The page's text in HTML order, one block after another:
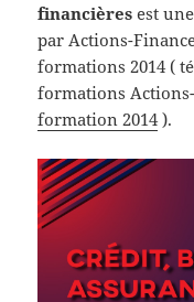
financières est
par Actions-
formations 2014 (
formations
formation 2014).